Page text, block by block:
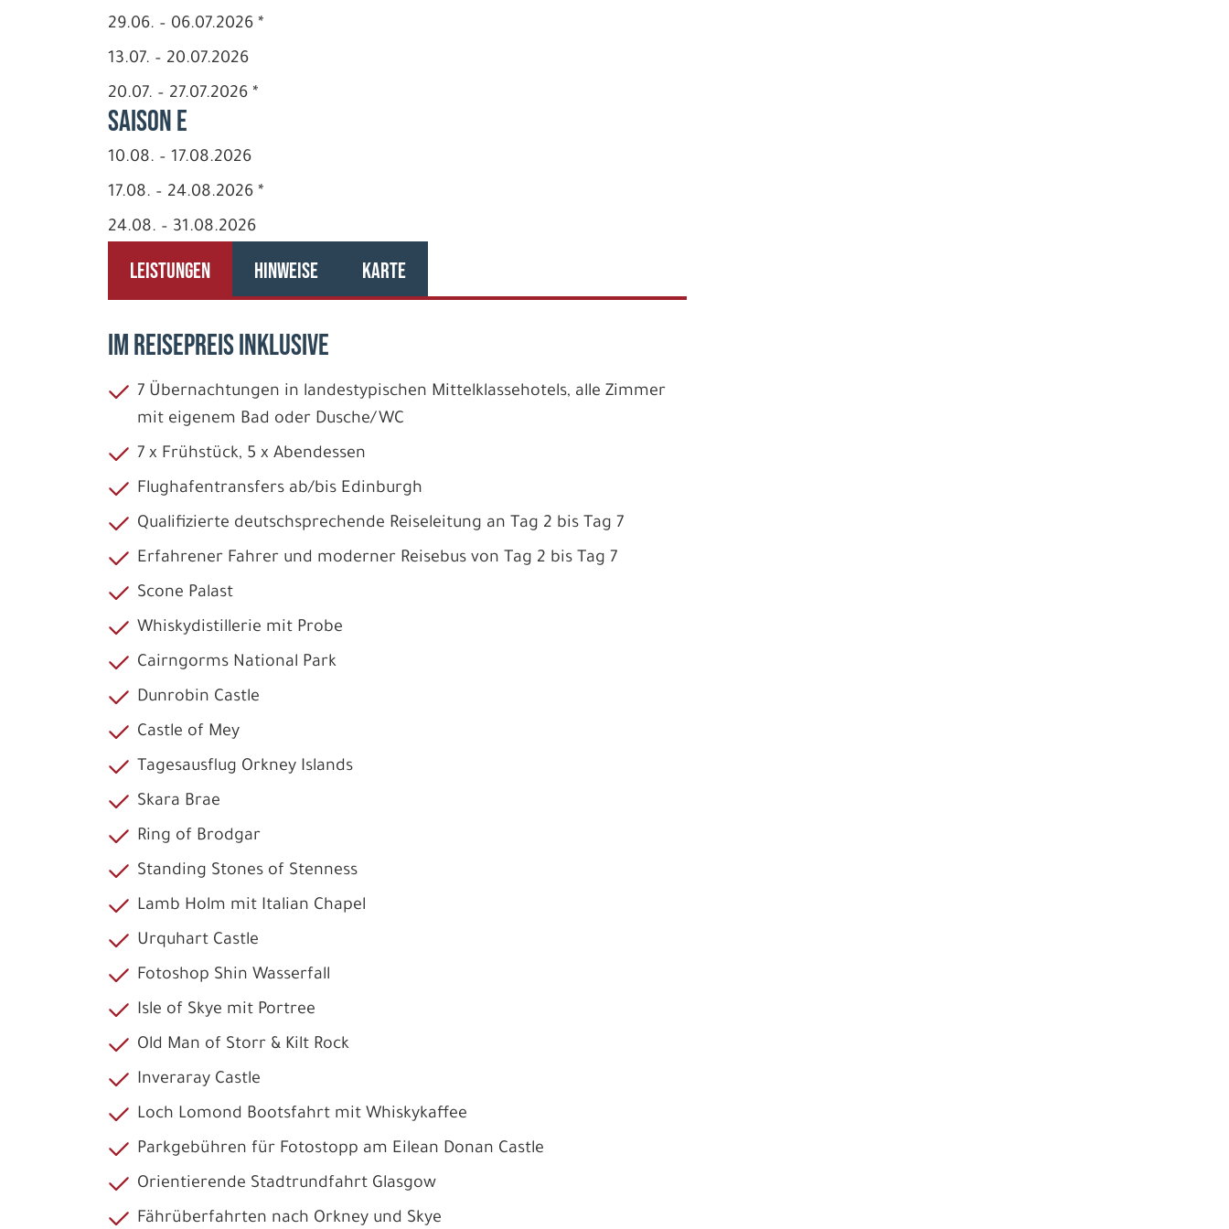
29.06. – 06.07.2026 *
13.07. – 20.07.2026
20.07. – 27.07.2026 *
Saison E
10.08. – 17.08.2026
17.08. – 24.08.2026 *
24.08. – 31.08.2026
LEISTUNGEN HINWEISE KARTE
IM REISEPREIS INKLUSIVE
7 Übernachtungen in landestypischen Mittelklassehotels, alle Zimmer
mit eigenem Bad oder Dusche/WC
7 x Frühstück, 5 x Abendessen
Flughafentransfers ab/bis Edinburgh
Qualifizierte deutschsprechende Reiseleitung an Tag 2 bis Tag 7
Erfahrener Fahrer und moderner Reisebus von Tag 2 bis Tag 7
Scone Palast
Whiskydistillerie mit Probe
Cairngorms National Park
Dunrobin Castle
Castle of Mey
Tagesausflug Orkney Islands
Skara Brae
Ring of Brodgar
Standing Stones of Stenness
Lamb Holm mit Italian Chapel
Urquhart Castle
Fotoshop Shin Wasserfall
Isle of Skye mit Portree
Old Man of Storr & Kilt Rock
Inveraray Castle
Loch Lomond Bootsfahrt mit Whiskykaffee
Parkgebühren für Fotostopp am Eilean Donan Castle
Orientierende Stadtrundfahrt Glasgow
Fährüberfahrten nach Orkney und Skye